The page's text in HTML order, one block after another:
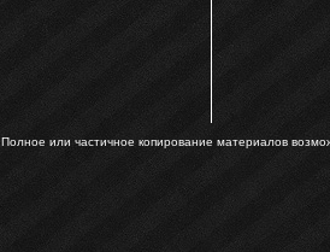
Полное или частичное копирование материалов